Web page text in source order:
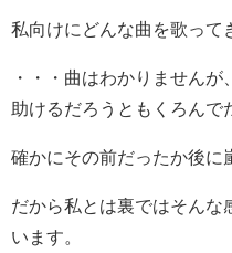
私向けにどんな曲を歌って
・・・曲はわかりません
助けるだろうともくろんで
確かにその前だったか後に
だから私とは裏ではそんな
います。